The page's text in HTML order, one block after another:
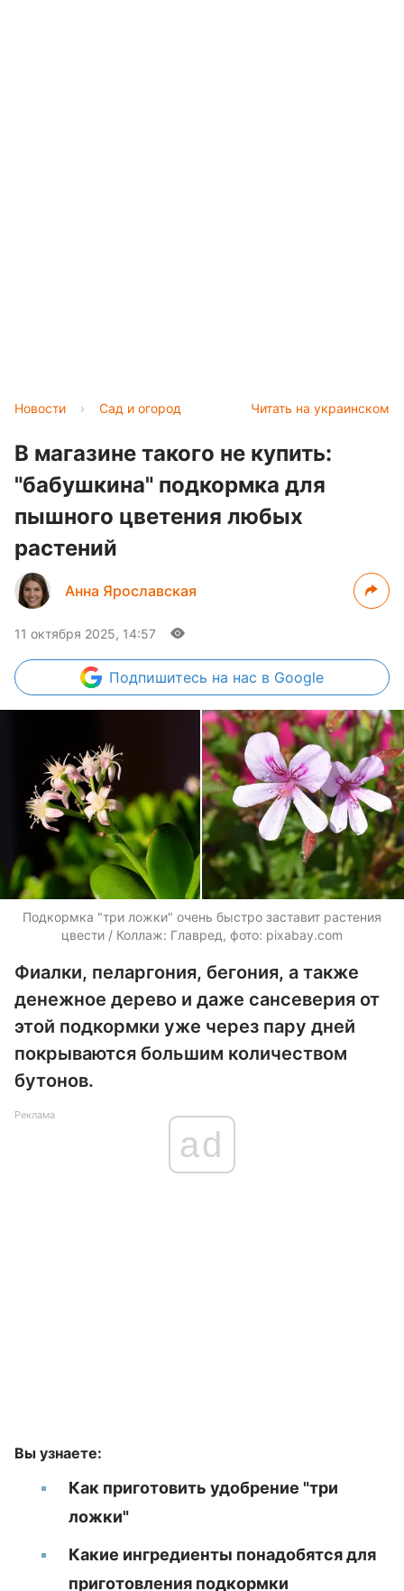
Читать на украинском
Новости › Сад и огород
В магазине такого не купить:
"бабушкина" подкормка для
пышного цветения любых
растений
Анна Ярославская
11 октября 2025, 14:57
Подпишитесь на нас в Google
Подкормка "три ложки" очень быстро заставит растения
цвести / Коллаж: Главред, фото: pixabay.com
Фиалки, пеларгония, бегония, а также
денежное дерево и даже сансеверия от
этой подкормки уже через пару дней
покрываются большим количеством
бутонов.
Реклама
ad
Вы узнаете:
Как приготовить удобрение "три
ложки"
Какие ингредиенты понадобятся для
приготовления подкормки